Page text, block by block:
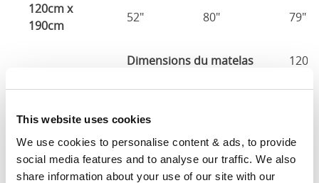
This website uses cookies
We use cookies to personalise content & ads, to provide
social media features and to analyse our traffic. We also
share information about your use of our site with our
120cm x
190cm
52" 80" 79"
Dimensions du matelas
190cm
140cm X
200cm
60" 84" 79"